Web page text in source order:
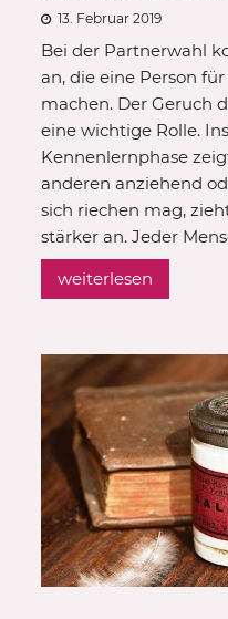
13. Februar 2019
Bei der Partnerwahl
an, die eine Person
machen. Der Geruch
eine wichtige Rolle.
Kennenlernphase
anderen anziehend
sich riechen mag,
stärker an. Jeder
weiterlesen